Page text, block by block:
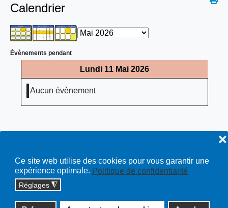
Ce site web utilise des cookies pour vous garantir une
expérience optimale. Politique de confidentialité
Réglages ◮
❌
Calendrier
Évènements pendant
Lundi 11 Mai 2026
Aucun évènement
Copyright © 2026 cossonay.ch - tous droits réservés | site :